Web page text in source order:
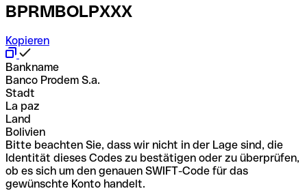
BPRMBOLPXXX
Kopieren
Bankname
Banco Prodem S.a.
Stadt
La paz
Land
Bolivien
Bitte beachten Sie, dass wir nicht in der Lage sind, die
Identität dieses Codes zu bestätigen oder zu überprüfen,
ob es sich um den genauen SWIFT-Code für das
gewünschte Konto handelt.